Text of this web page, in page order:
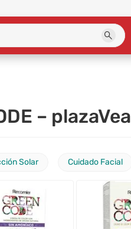
– plazaVea
Solar Cuidado Facial